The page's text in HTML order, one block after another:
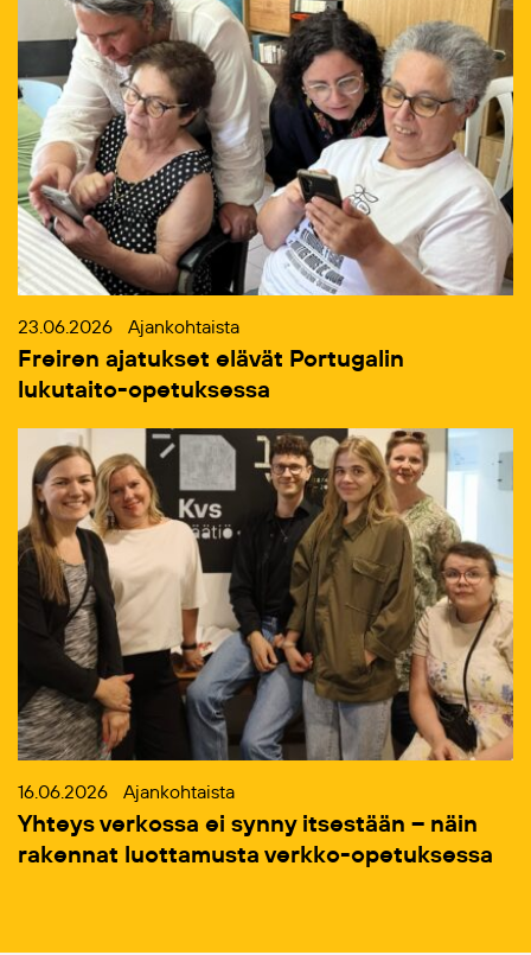
23.06.2026 Ajankohtaista
Freiren ajatukset elävät Portugalin
lukutaito-opetuksessa
16.06.2026 Ajankohtaista
Yhteys verkossa ei synny itsestään – näin
rakennat luottamusta verkko-opetuksessa